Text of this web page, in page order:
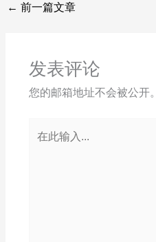
← 前一篇文章
发表评论
您的邮箱地址不会被公开。